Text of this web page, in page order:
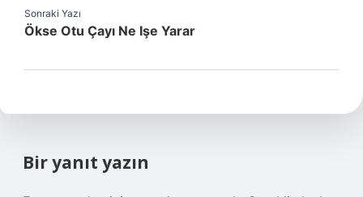
Sonraki Yazı
Ökse Otu Çayı Ne Işe Yarar
Bir yanıt yazın